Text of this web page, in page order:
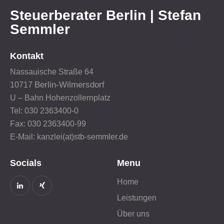
Steuerberater Berlin | Stefan
Semmler
Kontakt
Nassauische Straße 64
10717 Berlin-Wilmersdorf
U – Bahn Hohenzollernplatz
Tel: 030 2363400-0
Fax: 030 2363400-99
E-Mail: kanzlei(at)stb-semmler.de
Socials Menu
Home
Leistungen
Über uns